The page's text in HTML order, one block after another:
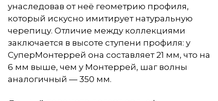
унаследовав от неё геометрию профиля,
который искусно имитирует натуральную
черепицу. Отличие между коллекциями
заключается в высоте ступени профиля: у
СуперМонтеррей она составляет 21 мм, что на
6 мм выше, чем у Монтеррей, шаг волны
аналогичный — 350 мм.